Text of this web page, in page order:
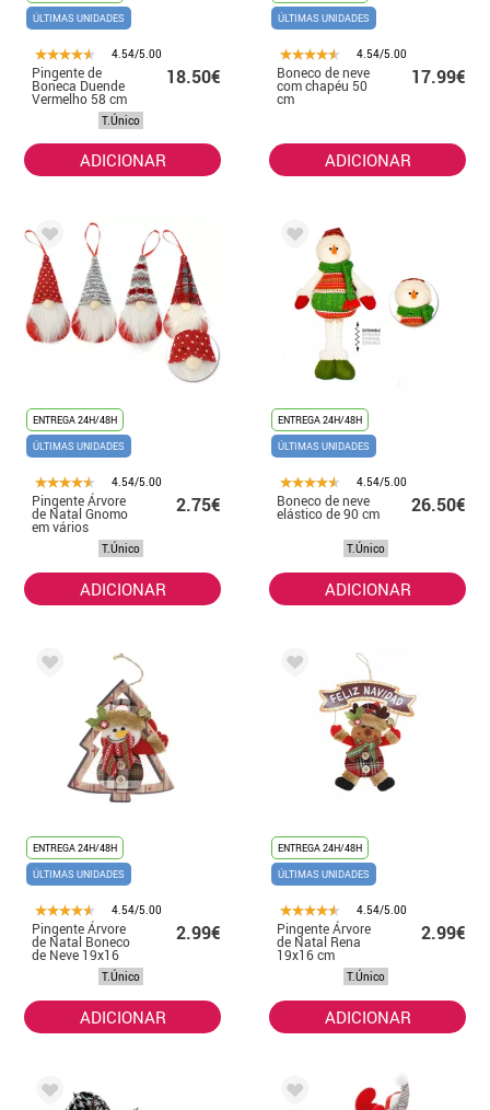
ÚLTIMAS UNIDADES
4.54/5.00
Pingente de
Boneca Duende
Vermelho 58 cm
18.50€
T.Único
ADICIONAR
ÚLTIMAS UNIDADES
4.54/5.00
Boneco de neve
com chapéu 50
cm
17.99€
ADICIONAR
ENTREGA 24H/48H
ÚLTIMAS UNIDADES
4.54/5.00
Pingente Árvore
de Natal Gnomo
em vários
modelos de 22x8
2.75€
T.Único
ADICIONAR
ENTREGA 24H/48H
ÚLTIMAS UNIDADES
4.54/5.00
Boneco de neve
elástico de 90 cm 26.50€
T.Único
ADICIONAR
ENTREGA 24H/48H
ÚLTIMAS UNIDADES
4.54/5.00
Pingente Árvore
de Natal Boneco
de Neve 19x16
2.99€
T.Único
ADICIONAR
ENTREGA 24H/48H
ÚLTIMAS UNIDADES
4.54/5.00
Pingente Árvore
de Natal Rena
19x16 cm
2.99€
T.Único
ADICIONAR